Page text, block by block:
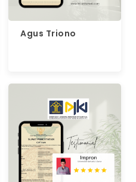
Agus Triono